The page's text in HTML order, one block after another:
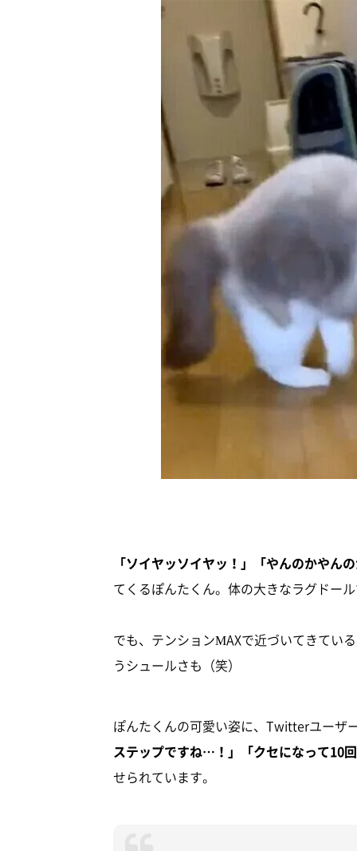
「ソイヤッソイヤッ！」「やんのかやん
てくるぽんたくん。体の大きなラグドー
でも、テンションMAXで近づいてきてい
うシュールさも（笑）
ぽんたくんの可愛い姿に、Twitterユーザ
ステップですね…！」「クセになって10
せられています。